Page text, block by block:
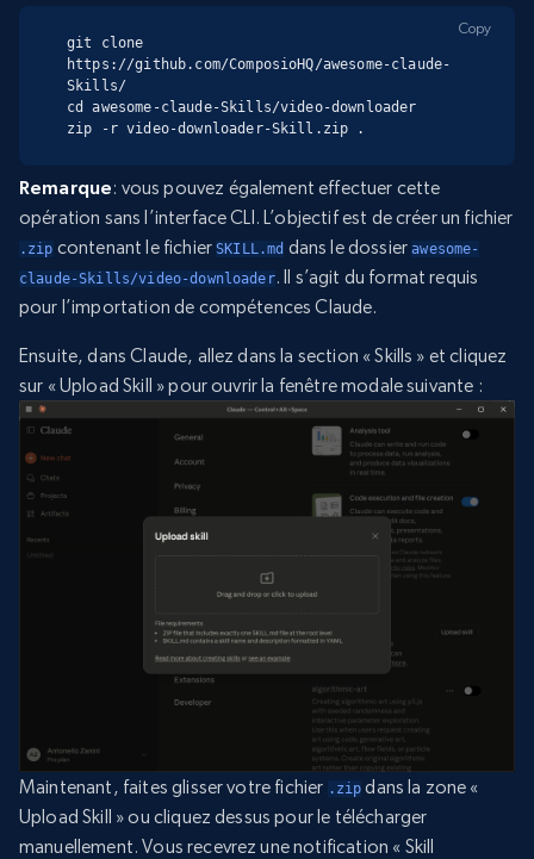
git clone
https://github.com/ComposioHQ/awesome-claude-
Skills/
cd awesome-claude-Skills/video-downloader
zip -r video-downloader-Skill.zip .
Copy
Remarque: vous pouvez également effectuer cette
opération sans l’interface CLI. L’objectif est de créer un fichier
.zip contenant le fichierSKILL.md dans le dossierawesome-
claude-Skills/video-downloader. Il s’agit du format requis
pour l’importation de compétences Claude.
Ensuite, dans Claude, allez dans la section « Skills » et cliquez
sur « Upload Skill » pour ouvrir la fenêtre modale suivante :
Maintenant, faites glisser votre fichier .zip dans la zone «
Upload Skill » ou cliquez dessus pour le télécharger
manuellement. Vous recevrez une notification « Skill